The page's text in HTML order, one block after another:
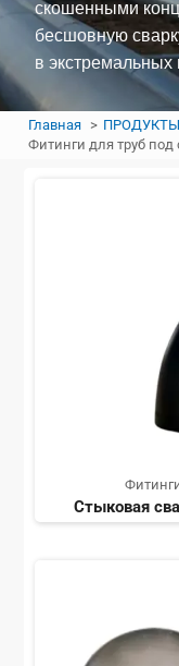
скошенными
бесшовную
в
Главная ПРОДУКТЫ
Фитинги для труб под
Стыковая